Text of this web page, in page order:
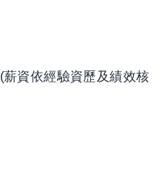
(薪資依經驗資歷及績效核